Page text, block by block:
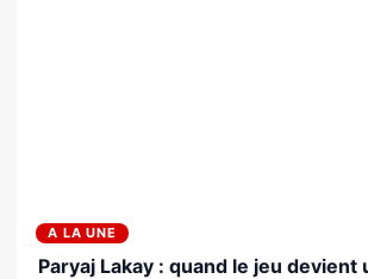
A LA UNE
Paryaj Lakay : quand le jeu devient